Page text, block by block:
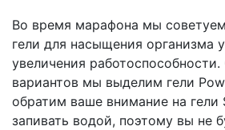
Во время марафона мы
гели для насыщения организма
увеличения
вариантов мы выделим гели
обратим ваше внимание на гели
запивать водой, поэтому вы не